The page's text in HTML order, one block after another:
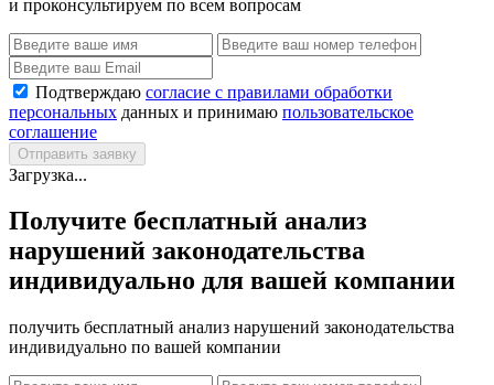
и проконсультируем по всем вопросам
Подтверждаю согласие с правилами обработки
персональных данных и принимаю пользовательское
соглашение
Отправить заявку
Загрузка...
Получите бесплатный анализ
нарушений законодательства
индивидуально для вашей компании
получить бесплатный анализ нарушений законодательства
индивидуально по вашей компании